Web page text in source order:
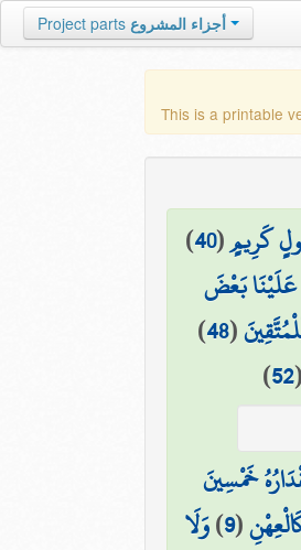
Project parts أجزاء المشروع
This is a printable
كَرِيمٍ(
40
)
بَعْضَ
(
48
)
(
52
)
خَمْسِينَ
(
9
)وَلَا